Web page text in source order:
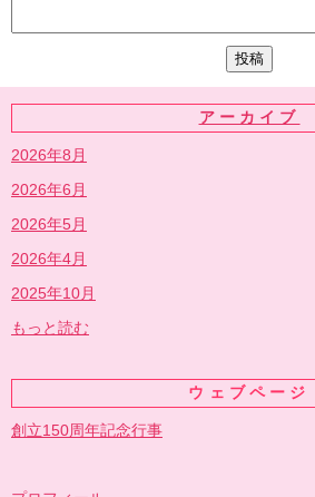
アーカイブ
2026年8月
2026年6月
2026年5月
2026年4月
2025年10月
もっと読む
ウェブページ
創立150周年記念行事